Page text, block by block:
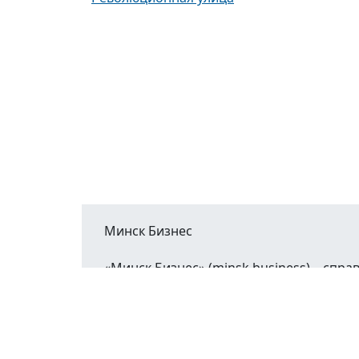
Минск Бизнес
«Минск Бизнес» (minsk.business) –